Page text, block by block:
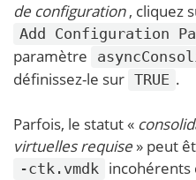
de configuration, cliquez
Add Configuration
paramètre
définissez-le sur TRUE .
Parfois, le statut «
virtuelles requise » peut
-ctk.vmdk incohérents